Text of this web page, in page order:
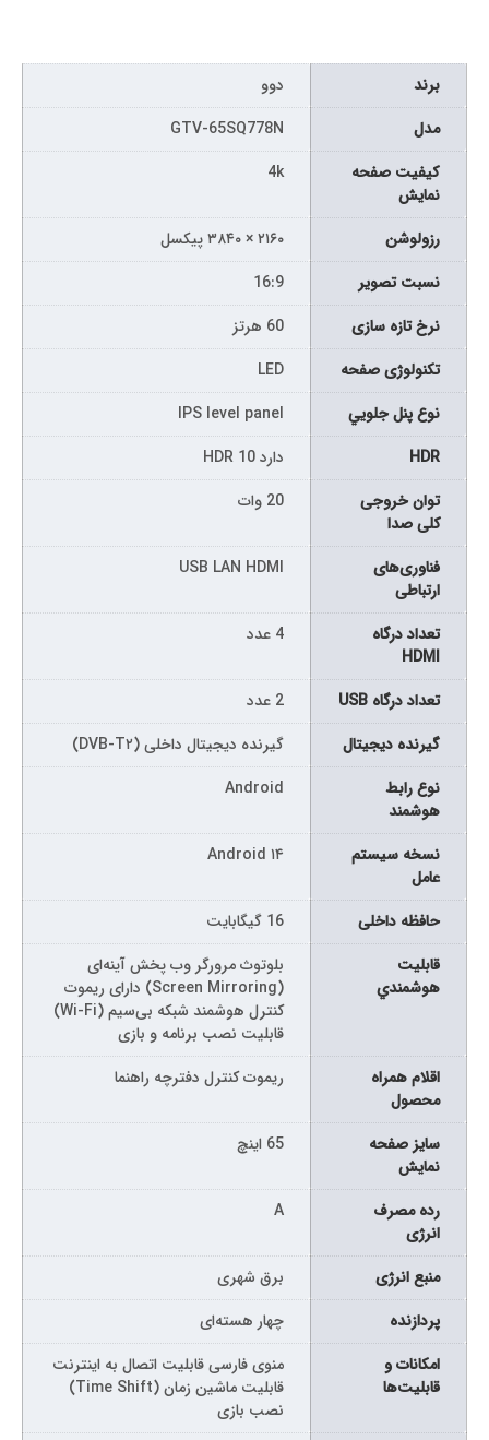
برند
دوو
مدل
GTV-65SQ778N
كيفيت صفحه
نمايش
4k
رزولوشن
۲۱۶۰ × ۳۸۴۰ پیکسل
نسبت تصویر
16:9
نرخ تازه سازی
60 هرتز
تکنولوژی صفحه
LED
نوع پنل جلويي
IPS level panel
HDR
دارد HDR 10
توان خروجی
کلی صدا
20 وات
فناوری‌های
ارتباطی
USB LAN HDMI
تعداد درگاه
HDMI
4 عدد
تعداد درگاه USB
2 عدد
گیرنده دیجیتال
گیرنده دیجیتال داخلی (DVB-T۲)
نوع رابط
هوشمند
Android
نسخه سیستم
عامل
Android ۱۴
حافظه داخلی
16 گیگابایت
قابليت
هوشمندي
بلوتوث مرورگر وب پخش آینه‌ای
(Screen Mirroring) دارای ریموت
کنترل هوشمند شبکه بی‌سیم (Wi-Fi)
قابلیت نصب برنامه و بازی
اقلام همراه
محصول
ریموت کنترل دفترچه راهنما
سايز صفحه
نمايش
65 اینچ
رده مصرف
انرژی
A
منبع انرژی
برق شهری
پردازنده
چهار هسته‌ای
امکانات و
قابلیت‌ها
منوی فارسی قابلیت اتصال به اینترنت
قابلیت ماشین زمان (Time Shift)
نصب بازی